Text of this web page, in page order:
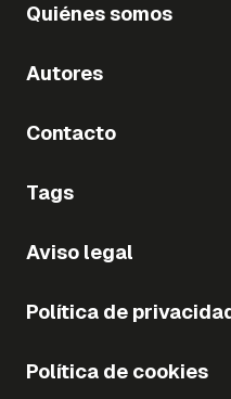
Quiénes somos
Autores
Contacto
Tags
Aviso legal
Política de
Política de cookies